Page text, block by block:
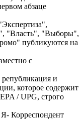
абзаце
"Власть", "Выборы",
публикуются на
с
и
которое содержит
/ UPG, строго
Корреспондент